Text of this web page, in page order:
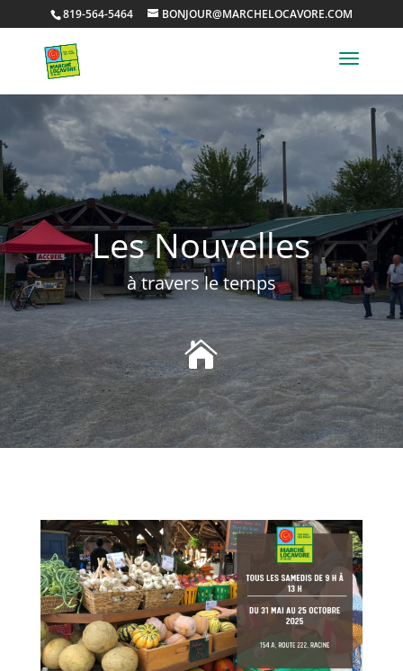
819-564-5464 BONJOUR@MARCHELOCAVORE.COM
Les Nouvelles
à travers le temps
